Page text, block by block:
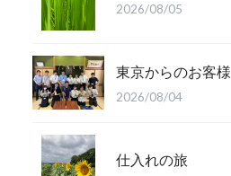
2026/08/05
東京からのお客様
2026/08/04
仕入れの旅